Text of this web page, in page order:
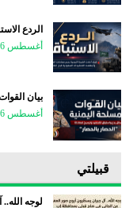
الردع
أغسطس 6, 2026
بيان
أغسطس 6, 2026
قبيلتي
لوجه